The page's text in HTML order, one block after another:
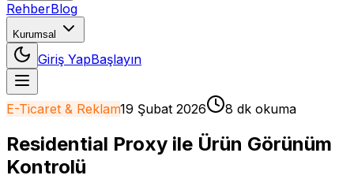
RehberBlog
Kurumsal
Giriş YapBaşlayın
E-Ticaret & Reklam19 Şubat 2026 8 dk okuma
Residential Proxy ile Ürün Görünüm
Kontrolü